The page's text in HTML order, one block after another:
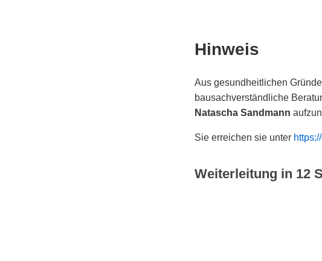
Hinweis
Aus gesundheitlichen
bausachverständliche
Natascha Sandmann
Sie erreichen sie unter
Weiterleitung in 12